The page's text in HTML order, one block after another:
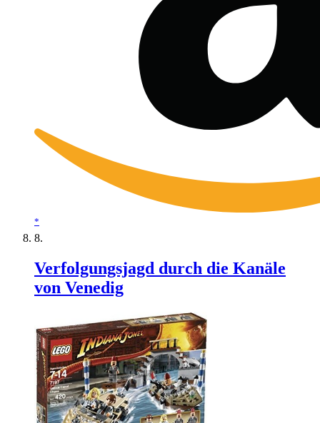
*
Verfolgungsjagd durch die Kanäle
von Venedig